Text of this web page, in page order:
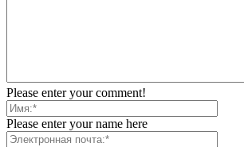
Please enter your comment!
Please enter your name here